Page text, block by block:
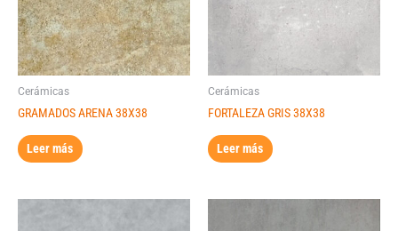
Cerámicas
GRAMADOS ARENA 38X38
Leer más
Cerámicas
FORTALEZA GRIS 38X38
Leer más